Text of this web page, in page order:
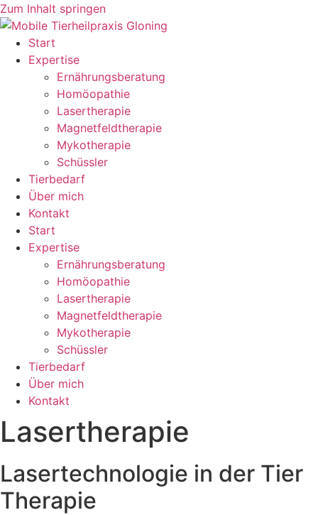
Zum Inhalt springen
Start
Expertise
Ernährungsberatung
Homöopathie
Lasertherapie
Magnetfeldtherapie
Mykotherapie
Schüssler
Tierbedarf
Über mich
Kontakt
Start
Expertise
Ernährungsberatung
Homöopathie
Lasertherapie
Magnetfeldtherapie
Mykotherapie
Schüssler
Tierbedarf
Über mich
Kontakt
Lasertherapie
Lasertechnologie in der Tier
Therapie